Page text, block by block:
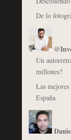
De lo
Un
millones?
Las
España